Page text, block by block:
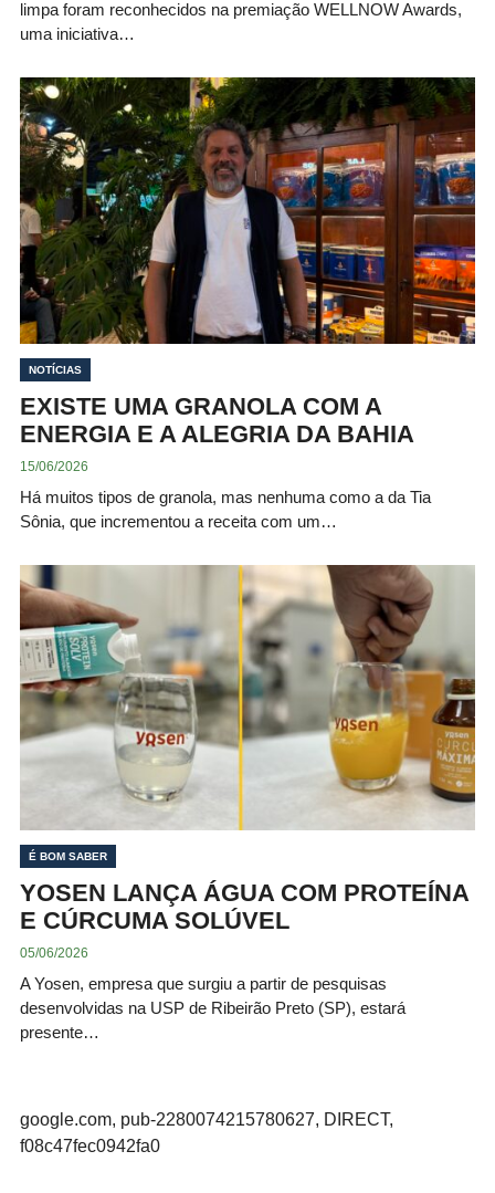
limpa foram reconhecidos na premiação WELLNOW Awards,
uma iniciativa…
NOTÍCIAS
EXISTE UMA GRANOLA COM A
ENERGIA E A ALEGRIA DA BAHIA
15/06/2026
Há muitos tipos de granola, mas nenhuma como a da Tia
Sônia, que incrementou a receita com um…
É BOM SABER
YOSEN LANÇA ÁGUA COM PROTEÍNA
E CÚRCUMA SOLÚVEL
05/06/2026
A Yosen, empresa que surgiu a partir de pesquisas
desenvolvidas na USP de Ribeirão Preto (SP), estará
presente…
google.com, pub-2280074215780627, DIRECT,
f08c47fec0942fa0